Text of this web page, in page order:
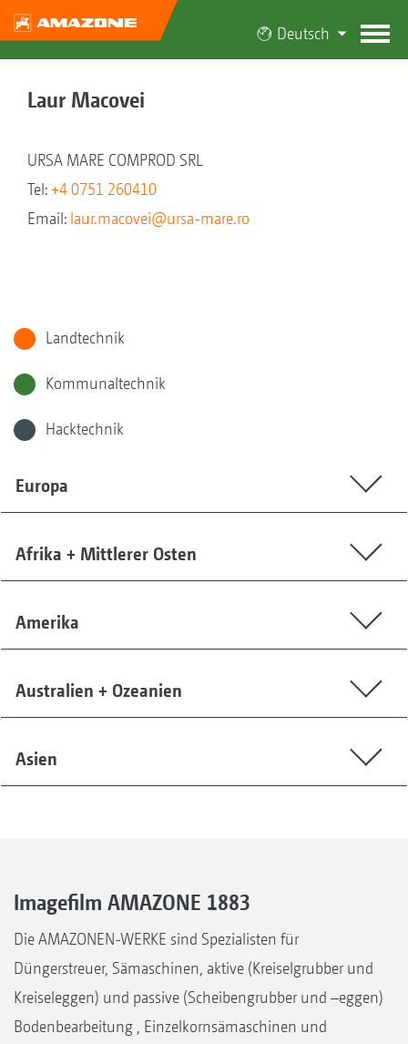
Deutsch
Laur Macovei
URSA MARE COMPROD SRL
Tel:+4 0751 260410
Email: laur.macovei@ursa-mare.ro
Landtechnik
Kommunaltechnik
Hacktechnik
Europa
Afrika + Mittlerer Osten
Amerika
Australien + Ozeanien
Asien
Imagefilm AMAZONE 1883
Die AMAZONEN-WERKE sind Spezialisten für
Düngerstreuer, Sämaschinen, aktive (Kreiselgrubber und
Kreiseleggen) und passive (Scheibengrubber und –eggen)
Bodenbearbeitung , Einzelkornsämaschinen und